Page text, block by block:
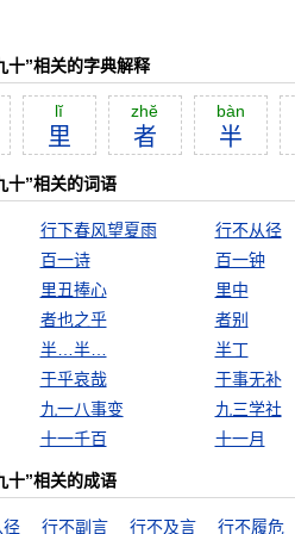
十”相关的字典解释
lĭ
里
zhĕ
者
bàn
半
十”相关的词语
行下春风望夏雨 行不从径
百一诗 百一钟
里丑捧心 里中
者也之乎 者别
半…半… 半丁
于乎哀哉 于事无补
九一八事变 九三学社
十一千百 十一月
十”相关的成语
径 行不副言 行不及言 行不履危